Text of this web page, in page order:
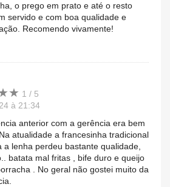
o prego em prato e até o resto
servido e com boa qualidade e
Recomendo vivamente!
★
★ 1 / 5
à 21:34
anterior com a gerência era bem
atualidade a francesinha tradicional
a lenha perdeu bastante qualidade,
batata mal fritas , bife duro e queijo
. No geral não gostei muito da